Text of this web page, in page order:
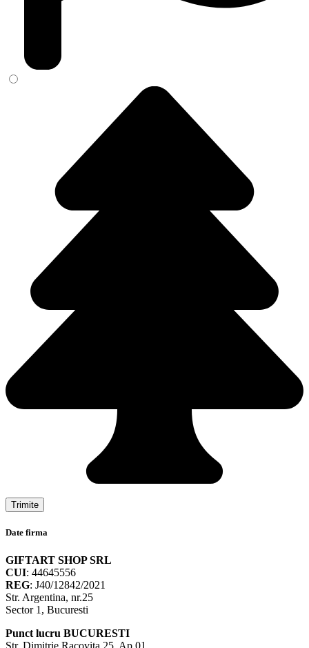
Date firma
GIFTART SHOP SRL
CUI: 44645556
REG: J40/12842/2021
Str. Argentina, nr.25
Sector 1, Bucuresti
Punct lucru BUCURESTI
Str. Dimitrie Racovita 25, Ap.01